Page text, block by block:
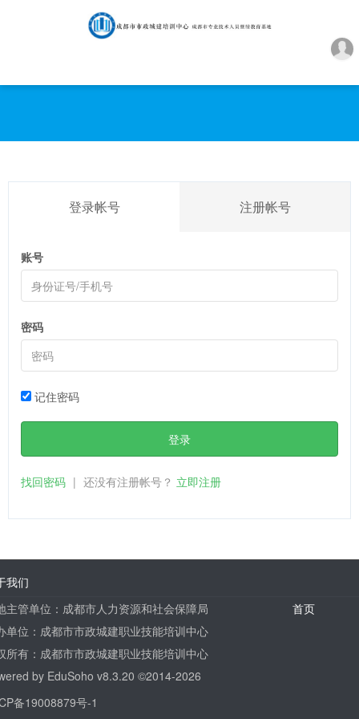
登录帐号 注册帐号
账号
密码
记住密码
登录
找回密码 | 还没有注册帐号？ 立即注册
我们
主管单位：成都市人力资源和社会保障局
单位：成都市市政城建职业技能培训中心
所有：成都市市政城建职业技能培训中心
by EduSoho v8.3.20 ©2014-2026
备19008879号-1
首页